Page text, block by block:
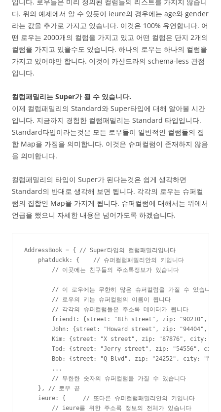
다. 위의 예제에서 알 수 있듯이 ieure의 경우에는 age와 gender
라는 값을 추가로 가지고 있습니다. 이것은 100% 유연합니다. 어
떤 로우는 2000개의 컬럼을 가지고 있고 어떤 컬럼은 단지 2개의
컬럼을 가지고 있을수도 있습니다. 하나의 로우는 하나의 컬럼을
가지고 있어야만 합니다. 이것이 카산드라의 schema-less 관점
입니다.
컬럼패밀리는 Super가 될 수 있습니다.
이제 컬럼패밀리의 Standard와 Super타입에 대해 알아볼 시간
입니다. 지금까지 경험한 컬럼패밀리는 Standard 타입입니다.
Standard타입이라는것은 모든 로우들이 일반적인 컬럼들의 집
합 Map을 가짐을 의미합니다. 이것은 슈퍼컬럼이 존재하지 않음
을 의미합니다.
컬럼패밀리의 타입이 Super가 된다는것은 쉽게 생각하면
Standard의 반대로 생각해 보면 됩니다. 각각의 로우는 슈퍼컬
럼의 집합인 Map을 가지게 됩니다. 슈퍼컬럼에 대해서는 위에서
언급을 했으니 자세한 내용은 넘어가도록 하겠습니다.
AddressBook = { // Super타입의 컬럼패밀리입니다
    phatduckk: {    // 슈퍼컬럼패밀리안의 키입니다
        // 이곳에는 친구들의 주소록정보가 있습니다
        // 이 로우에는 무한히 많은 슈퍼컬럼을 가질 수 있습니다
        // 로우의 키는 슈퍼컬럼의 이름이 됩니다
        // 각각의 슈퍼컬럼들은 주소록 데이터가 됩니다
friend1: {street: "8th street", zip: "90210",
John: {street: "Howard street", zip: "94404",
Kim: {street: "X street", zip: "87876", city:
Tod: {street: "Jerry street", zip: "54556",
Bob: {street: "Q Blvd", zip: "24252", city:
        ...
        // 무한한 숫자의 슈퍼컬럼을 가질 수 있습니다
    }, // 로우 끝
    ieure: {     // 또다른 슈퍼컬럼패밀리안의 키입니다
        // ieure를 위한 주소록 정보의 전체가 있습니다